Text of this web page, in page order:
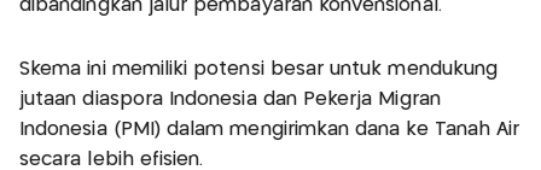
dibandingkan jalur pembayaran konvensional.
Skema ini memiliki potensi besar untuk mendukung
jutaan diaspora Indonesia dan Pekerja Migran
Indonesia (PMI) dalam mengirimkan dana ke Tanah Air
secara lebih efisien.